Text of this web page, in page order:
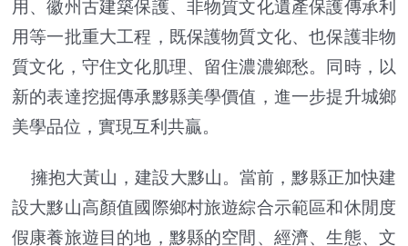
用、徽州古建築保護、非物質文化遺產保護傳承利
用等一批重大工程，既保護物質文化、也保護非物
質文化，守住文化肌理、留住濃濃鄉愁。同時，以
新的表達挖掘傳承黟縣美學價值，進一步提升城鄉
美學品位，實現互利共贏。
擁抱大黃山，建設大黟山。當前，黟縣正加快建
設大黟山高顏值國際鄉村旅遊綜合示範區和休閒度
假康養旅遊目的地，黟縣的空間、經濟、生態、文